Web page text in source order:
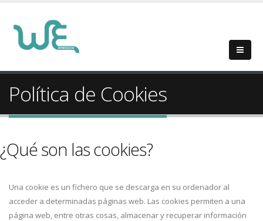
Política de Cookies
¿Qué son las cookies?
Una cookie es un fichero que se descarga en su ordenador al
acceder a determinadas páginas web. Las cookies permiten a una
página web, entre otras cosas, almacenar y recuperar información